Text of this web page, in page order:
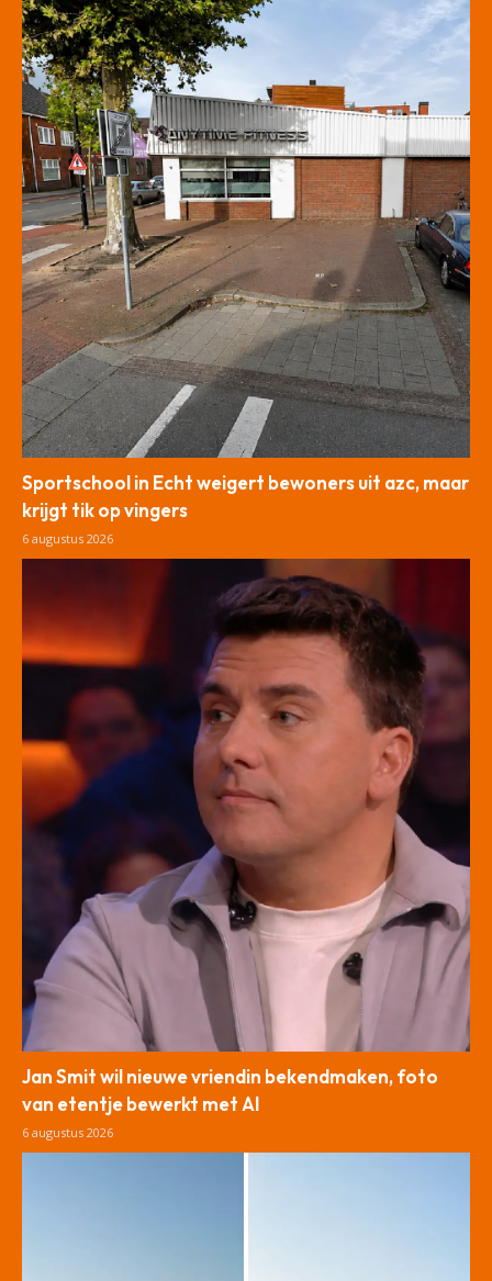
Sportschool in Echt weigert bewoners uit azc, maar
krijgt tik op vingers
6 augustus 2026
Jan Smit wil nieuwe vriendin bekendmaken, foto
van etentje bewerkt met AI
6 augustus 2026